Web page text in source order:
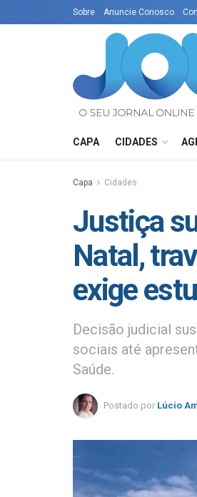
Sobre Anuncie Conosco
CAPA CIDADES
Capa Cidades
Justiça
Natal,
exige
Decisão judicial
sociais até
Saúde.
Postado por Lúcio